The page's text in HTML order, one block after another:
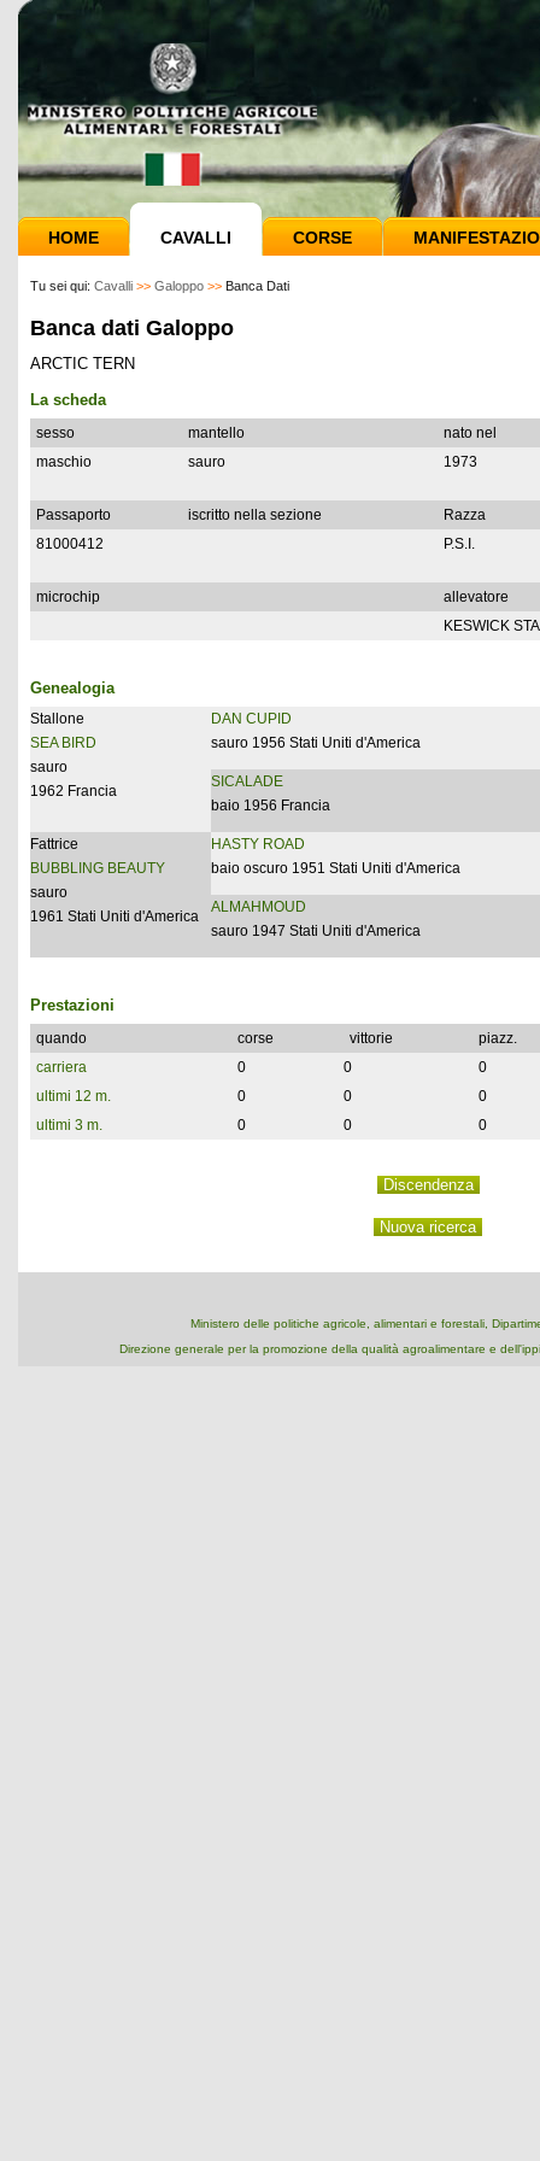
HOME CAVALLI CORSE
Tu sei qui: Cavalli >> Galoppo >> Banca Dati
Banca dati Galoppo
ARCTIC TERN
La scheda
sesso mantello
nato nel
maschio
sauro 1973
Passaporto iscritto nella sezione
Razza
81000412
P.S.I.
microchip
allevatore
KESWICK
Genealogia
Stallone
SEA BIRD
sauro
1962 Francia
DAN CUPID
sauro 1956 Stati Uniti d'America
SICALADE
baio 1956 Francia
Fattrice
BUBBLING BEAUTY
sauro
1961 Stati Uniti d'America
HASTY ROAD
baio oscuro 1951 Stati Uniti d'America
ALMAHMOUD
sauro 1947 Stati Uniti d'America
Prestazioni
quando corse vittorie
piazz.
carriera
0 0
0
ultimi 12 m.
0 0
0
ultimi 3 m.
0 0 0
Ministero delle politiche agricole, alimentari e forestali,
Direzione generale per la promozione della qualità agroalimentare e